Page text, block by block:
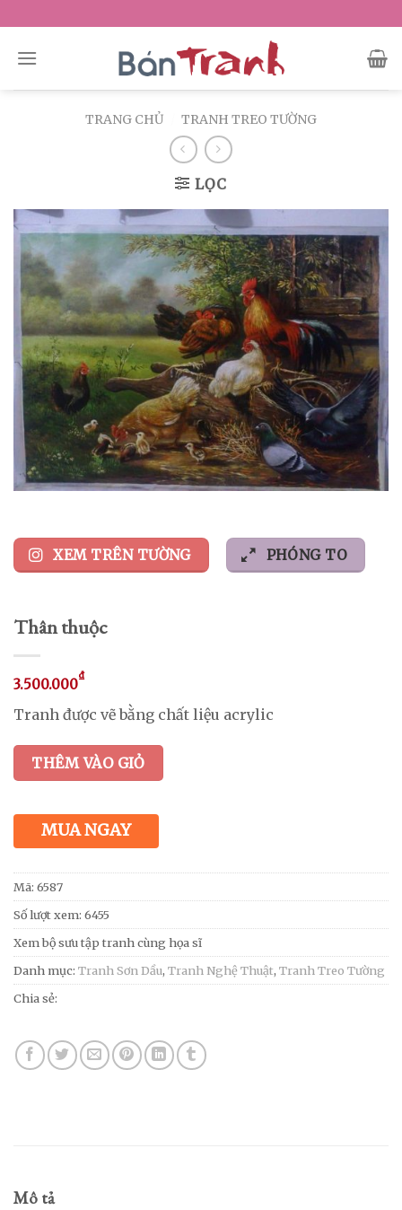
to
content
TRANG CHỦ TRANH TREO TƯỜNG
LỌC
XEM TRÊN TƯỜNG PHÓNG TO
Thân thuộc
3.500.000₫
Tranh được vẽ bằng chất liệu acrylic
THÊM VÀO GIỎ
MUA NGAY
Mã: 6587
Số lượt xem: 6455
Xem bộ sưu tập tranh cùng họa sĩ
Danh mục: Tranh Sơn Dầu, Tranh Nghệ Thuật, Tranh Treo Tường
Chia sẻ:
Mô tả